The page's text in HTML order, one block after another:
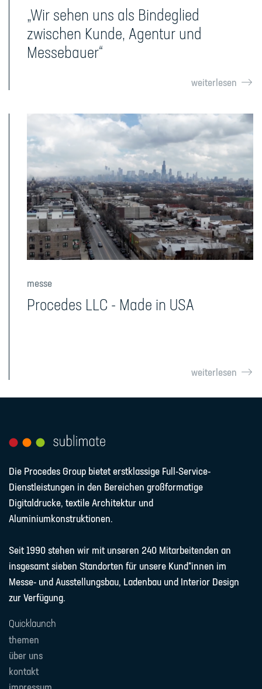
„Wir sehen uns als Bindeglied
zwischen Kunde, Agentur und
Messebauer“
weiterlesen
messe
Procedes LLC - Made in USA
weiterlesen
Die Procedes Group bietet erstklassige Full-Service-
Dienstleistungen in den Bereichen großformatige
Digitaldrucke, textile Architektur und
Aluminiumkonstruktionen.
Seit 1990 stehen wir mit unseren 240 Mitarbeitenden an
insgesamt sieben Standorten für unsere Kund*innen im
Messe- und Ausstellungsbau, Ladenbau und Interior Design
zur Verfügung.
Quicklaunch
themen
über uns
kontakt